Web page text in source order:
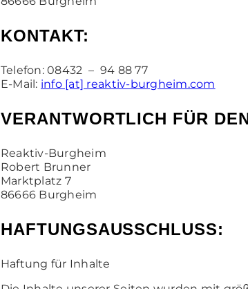
KONTAKT:
Telefon: 08432 – 94 88 77
E-Mail: info [at] reaktiv-burgheim.com
VERANTWORTLICH FÜR
Reaktiv-Burgheim
Robert Brunner
Marktplatz 7
86666 Burgheim
HAFTUNGSAUSSCHLUSS:
Haftung für Inhalte